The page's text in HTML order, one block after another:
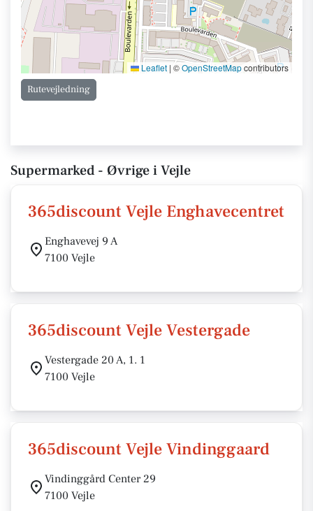
Leaflet | ©OpenStreetMapcontributors
Rutevejledning
Supermarked - Øvrige i Vejle
365discount Vejle Enghavecentret
Enghavevej 9 A
7100 Vejle
365discount Vejle Vestergade
Vestergade 20 A, 1. 1
7100 Vejle
365discount Vejle Vindinggaard
Vindinggård Center 29
7100 Vejle